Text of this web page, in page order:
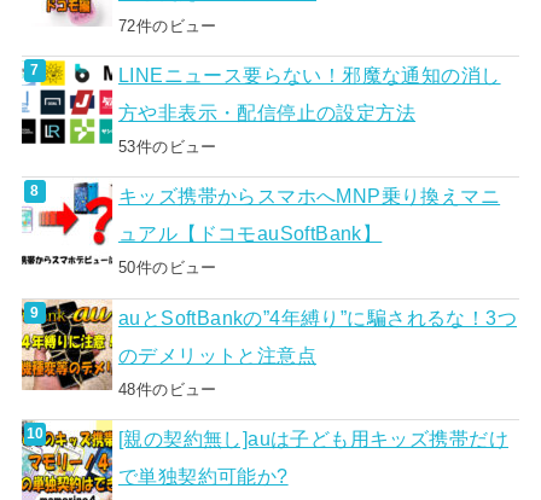
72件のビュー
LINEニュース要らない！邪魔な通知の消し
方や非表示・配信停止の設定方法
53件のビュー
キッズ携帯からスマホへMNP乗り換えマニ
ュアル【ドコモauSoftBank】
50件のビュー
auとSoftBankの”4年縛り”に騙されるな！3つ
のデメリットと注意点
48件のビュー
[親の契約無し]auは子ども用キッズ携帯だけ
で単独契約可能か?